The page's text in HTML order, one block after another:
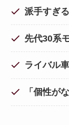
派手すぎ
先代30系
ライバル
「個性が